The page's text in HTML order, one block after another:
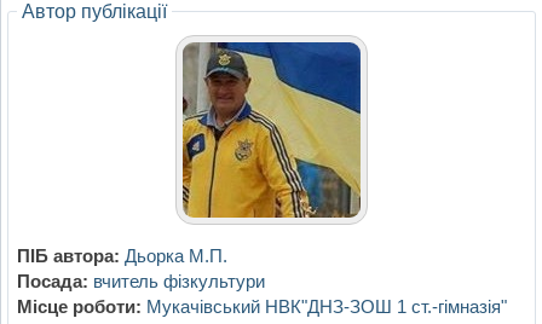
Автор публікації
ПІБ автора: Дьорка М.П.
Посада: вчитель фізкультури
Місце роботи: Мукачівський НВК"ДНЗ-ЗОШ 1 ст.-гімназія"